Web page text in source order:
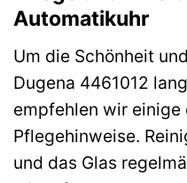
Automatikuhr
Um die Schönheit
Dugena 4461012
empfehlen wir einige
Pflegehinweise.
und das Glas